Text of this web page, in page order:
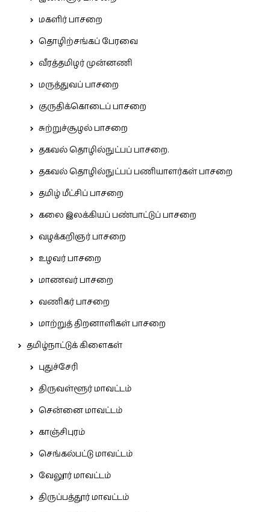
மகளிர் பாசறை
தொழிற்சங்கப் பேரவை
வீரத்தமிழர் முன்னணி
மருத்துவப் பாசறை
குருதிக்கொடைப் பாசறை
சுற்றுச்சூழல் பாசறை
தகவல் தொழில்நுட்பப் பாசறை.
தகவல் தொழில்நுட்பப் பணியாளர்கள் பாசறை
தமிழ் மீட்சிப் பாசறை
கலை இலக்கியப் பண்பாட்டுப் பாசறை
வழக்கறிஞர் பாசறை
உழவர் பாசறை
மாணவர் பாசறை
வணிகர் பாசறை
மாற்றுத் திறனாளிகள் பாசறை
தமிழ்நாட்டுக் கிளைகள்
புதுச்சேரி
திருவள்ளூர் மாவட்டம்
சென்னை மாவட்டம்
காஞ்சிபுரம்
செங்கல்பட்டு மாவட்டம்
வேலூர் மாவட்டம்
திருப்பத்தூர் மாவட்டம்